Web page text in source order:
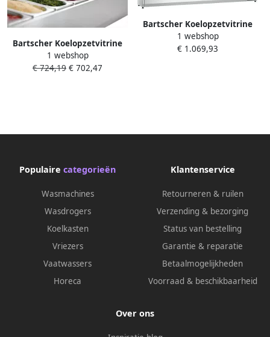
Bartscher Koelopzetvitrine
GL3 2005 200298 Horeca &
Professioneel
1 webshop
€ 724,19 € 702,47
Bartscher Koelopzetvitrine
GL4-2001 110274
1 webshop
€ 1.069,93
Populaire categorieën
Wasmachines
Wasdrogers
Koelkasten
Vriezers
Vaatwassers
Horeca
Klantenservice
Retourneren & ruilen
Verzending & bezorging
Status van bestelling
Garantie & reparatie
Betaalmogelijkheden
Voorraad & beschikbaarheid
Over ons